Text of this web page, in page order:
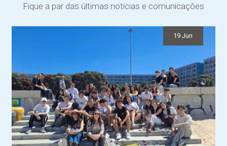
Fique a par das últimas notícias e comunicações
19 Jun